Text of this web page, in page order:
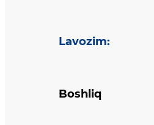
Lavozim:
Boshliq